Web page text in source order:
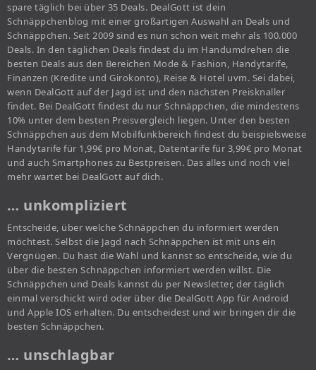
spare täglich bei über 35 Deals. DealGott ist dein
Schnäppchenblog mit einer großartigen Auswahl an Deals und
Schnäppchen. Seit 2009 sind es nun schon weit mehr als 100.000
Deals. In den täglichen Deals findest du im Handumdrehen die
besten Deals aus den Bereichen Mode & Fashion, Handytarife,
Finanzen (Kredite und Girokonto), Reise & Hotel uvm. Sei dabei,
wenn DealGott auf der Jagd ist und den nächsten Preisknaller
findet. Bei DealGott findest du nur Schnäppchen, die mindestens
10% unter dem besten Preisvergleich liegen. Unter den besten
Schnäppchen aus dem Mobilfunkbereich findest du beispielsweise
Handytarife für 1,99€ pro Monat, Datentarife für 3,99€ pro Monat
und auch Smartphones zu Bestpreisen. Das alles und noch viel
mehr wartet bei DealGott auf dich.
… unkompliziert
Entscheide, über welche Schnäppchen du informiert werden
möchtest. Selbst die Jagd nach Schnäppchen ist mit uns ein
Vergnügen. Du hast die Wahl und kannst so entscheide, wie du
über die besten Schnäppchen informiert werden willst. Die
Schnäppchen und Deals kannst du per Newsletter, der täglich
einmal verschickt wird oder über die DealGott App für Android
und Apple IOS erhalten. Du entscheidest und wir bringen dir die
besten Schnäppchen.
… unschlagbar